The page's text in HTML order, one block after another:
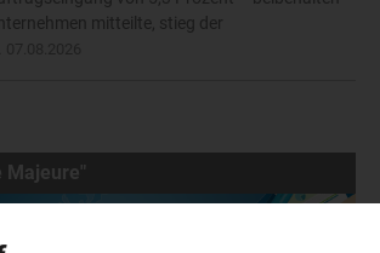
mitteilte, stieg der
Majeure"